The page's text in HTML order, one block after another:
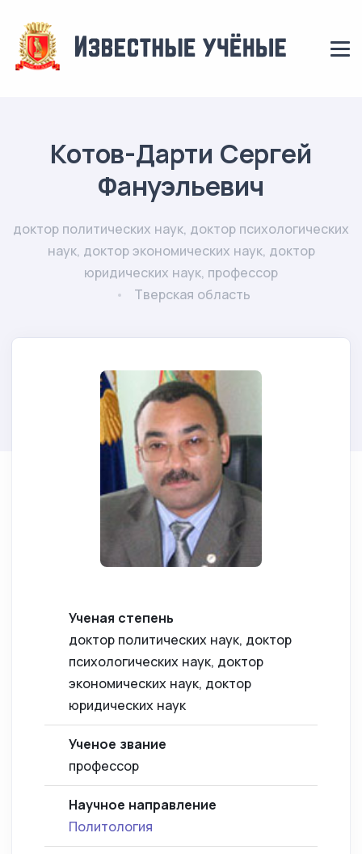
Котов-Дарти Сергей
Фануэльевич
доктор политических наук, доктор психологических
наук, доктор экономических наук, доктор
юридических наук, профессор
Тверская область
Ученая степень
доктор политических наук, доктор
психологических наук, доктор
экономических наук, доктор
юридических наук
Ученое звание
профессор
Научное направление
Политология